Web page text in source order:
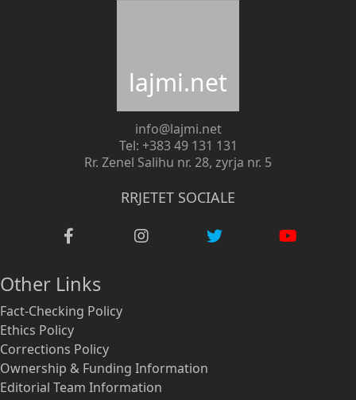
lajmi.net
info@lajmi.net
Tel: +383 49 131 131
Rr. Zenel Salihu nr. 28, zyrja nr. 5
RRJETET SOCIALE
Other Links
Fact-Checking Policy
Ethics Policy
Corrections Policy
Ownership & Funding Information
Editorial Team Information